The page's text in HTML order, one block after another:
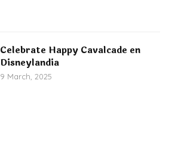
Celebrate Happy Cavalcade en
Disneylandia
9 March, 2025